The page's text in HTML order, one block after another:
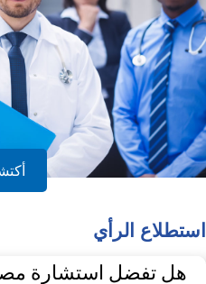
استطلاع الرأي
هل تفضل استشارة